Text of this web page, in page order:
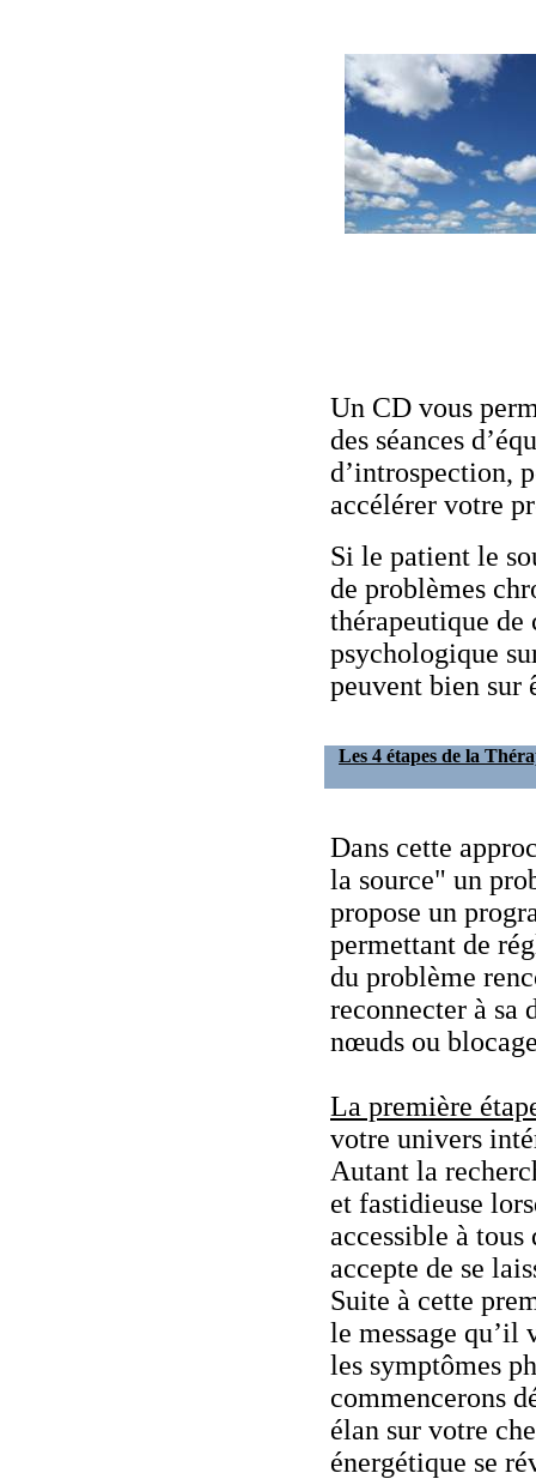
Un CD vous
des séances
d’introspection,
accélérer votre
Si le patient le
de problèmes
thérapeutique
psychologique
peuvent bien sur
Les 4 étapes de la
Dans cette
la source" un
propose un
permettant de
du problème
reconnecter à sa
nœuds ou
La première
votre univers
Autant la
et fastidieuse
accessible à tous
accepte de se
Suite à cette
le message qu’il
les symptômes
commencerons
élan sur votre
énergétique se